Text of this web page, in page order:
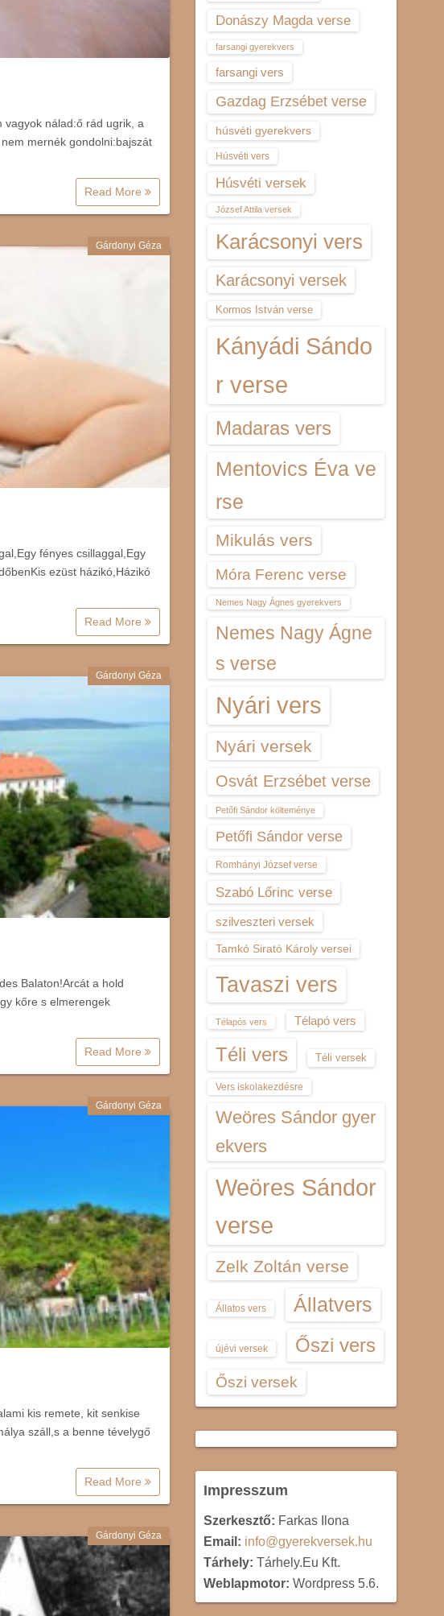
vagyok nálad:ő rád ugrik, a
mernék gondolni:bajszát
Read More
Gárdonyi Géza
fényes csillaggal,Egy
ezüst házikó,Házikó
Read More
Gárdonyi Géza
Balaton!Arcát a hold
kőre s elmerengek
Read More
Gárdonyi Géza
kis remete, kit senkise
száll,s a benne tévelygő
Read More
Gárdonyi Géza
Donászy Magda verse
farsangi gyerekvers
farsangi vers
Gazdag Erzsébet verse
húsvéti gyerekvers
Húsvéti vers
Húsvéti versek
József Attila versek
Karácsonyi vers
Karácsonyi versek
Kormos István verse
Kányádi Sándo
r verse
Madaras vers
Mentovics Éva ve
rse
Mikulás vers
Móra Ferenc verse
Nemes Nagy Ágnes gyerekvers
Nemes Nagy Ágne
s verse
Nyári vers
Nyári versek
Osvát Erzsébet verse
Petőfi Sándor költeménye
Petőfi Sándor verse
Romhányi József verse
Szabó Lőrinc verse
szilveszteri versek
Tamkó Sirató Károly versei
Tavaszi vers
Télapós vers Télapó vers
Téli vers Téli versek
Vers iskolakezdésre
Weöres Sándor gyer
ekvers
Weöres Sándor
verse
Zelk Zoltán verse
Állatos vers Állatvers
újévi versek Őszi vers
Őszi versek
Impresszum
Szerkesztő: Farkas Ilona
Email: info@gyerekversek.hu
Tárhely: Tárhely.Eu Kft.
Weblapmotor: Wordpress 5.6.